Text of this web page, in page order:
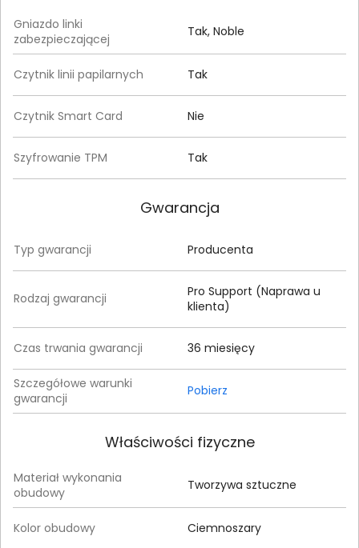
Gniazdo linki
zabezpieczającej
Tak, Noble
Czytnik linii papilarnych Tak
Czytnik Smart Card Nie
Szyfrowanie TPM Tak
Gwarancja
Typ gwarancji Producenta
Rodzaj gwarancji
Pro Support (Naprawa u
klienta)
Czas trwania gwarancji 36 miesięcy
Szczegółowe warunki
gwarancji
Pobierz
Właściwości fizyczne
Materiał wykonania
obudowy
Tworzywa sztuczne
Kolor obudowy Ciemnoszary